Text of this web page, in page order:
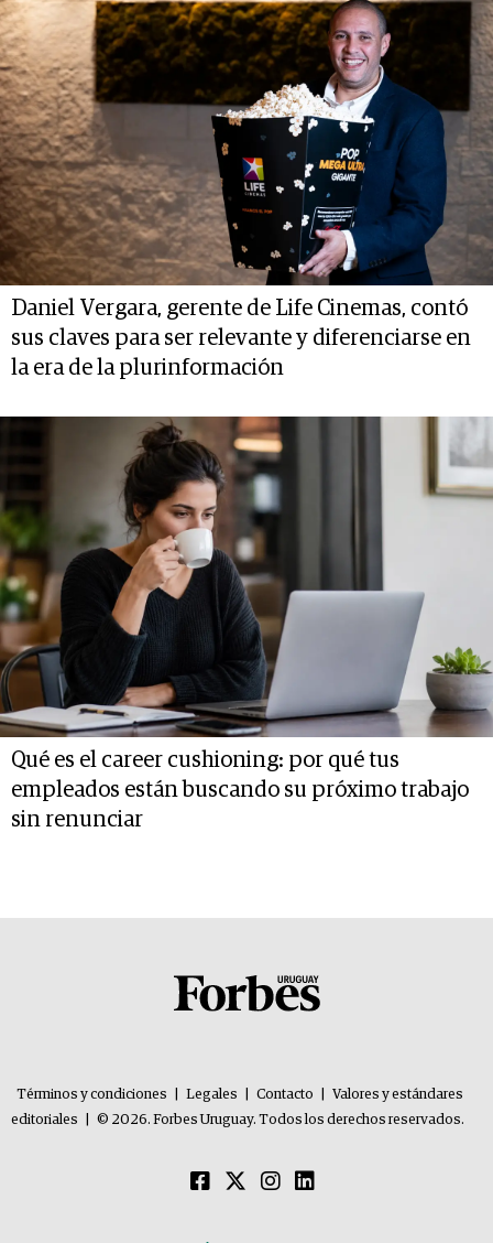
Daniel Vergara, gerente de Life Cinemas, contó
sus claves para ser relevante y diferenciarse en
la era de la plurinformación
Qué es el career cushioning: por qué tus
empleados están buscando su próximo trabajo
sin renunciar
Términos y condiciones Legales Contacto
Valores y estándares
editoriales
© 2026. Forbes Uruguay. Todos los derechos reservados.